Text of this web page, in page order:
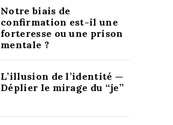
Notre biais de
confirmation est-il une
forteresse ou une prison
mentale ?
L’illusion de l’identité —
Déplier le mirage du “je”